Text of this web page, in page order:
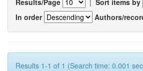
Results/Page | Sort items by
In order
Authors/
Results 1-1 of 1 (Search time: 0.001